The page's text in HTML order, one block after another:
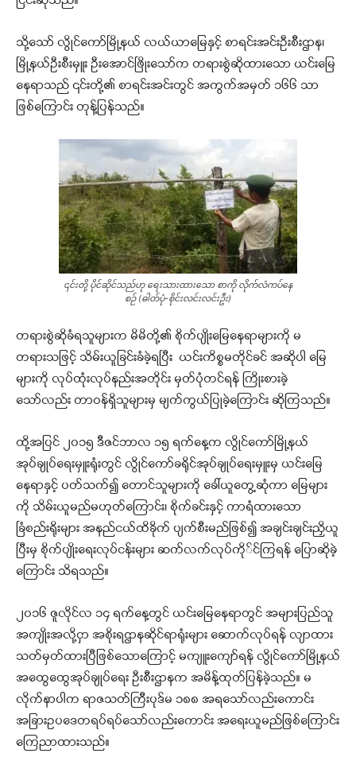
သို့သော် လွိုင်ကော်မြို့နယ် လယ်ယာမြေနှင့် စာရင်းအင်းဦးစီးဌာန၊
မြို့နယ်ဦးစီးမှူး ဦးအောင်ဖြိုးသော်က တရားစွဲဆိုထားသော ယင်းမြေ
နေရာသည် ၎င်းတို့၏ စာရင်းအင်းတွင် အကွက်အမှတ် ၁၆၆ သာ
ဖြစ်ကြောင်း တုန့်ပြန်သည်။
၎င်းတို့ ပိုင်ဆိုင်သည်ဟု ရေးသားထားသော စာကို လိုက်လံကပ်နေ
စဉ် (ဓါတ်ပုံ-စိုင်းလင်းလင်းဦး)
တရားစွဲဆိုခံရသူများက မိမိတို့၏ စိုက်ပျိုးမြေနေရာများကို မ
တရားသဖြင့် သိမ်းယူခြင်းခံခဲ့ရပြီး ယင်းကိစ္စမတိုင်ခင် အဆိုပါ မြေ
များကို လုပ်ထုံးလုပ်နည်းအတိုင်း မှတ်ပုံတင်ရန် ကြိုးစားခဲ့
သော်လည်း တာဝန်ရှိသူများမှ မျက်ကွယ်ပြုခဲ့ကြောင်း ဆိုကြသည်။
ထို့အပြင် ၂၀၁၅ ဒီဇင်ဘာလ ၁၅ ရက်နေ့က လွိုင်ကော်မြို့နယ်
အုပ်ချုပ်ရေးမှူးရုံးတွင် လွိုင်ကော်ခရိုင်အုပ်ချုပ်ရေးမှူးမှ ယင်းမြေ
နေရာနှင့် ပတ်သက်၍ တောင်သူများကို ခေါ်ယူတွေ့ဆုံကာ မြေများ
ကို သိမ်းယူမည်မဟုတ်ကြောင်း၊ စိုက်ခင်းနှင့် ကာရံထားသော
ခြံစည်းရိုးများ အနည်ငယ်ထိခိုက် ပျက်စီးမည်ဖြစ်၍ အချင်းချင်းညှိယူ
ပြီးမှ စိုက်ပျိုးရေးလုပ်ငန်းများ ဆက်လက်လုပ်ကို်င်ကြရန် ပြောဆိုခဲ့
ကြောင်း သိရသည်။
၂၀၁၆ ဇူလိုင်လ ၁၄ ရက်နေ့တွင် ယင်းမြေနေရာတွင် အများပြည်သူ
အကျိုးအလို့ငှာ အစိုးရဌာနဆိုင်ရာရုံးများ ဆောက်လုပ်ရန် လျာထား
သတ်မှတ်ထားပြီဖြစ်သောကြောင့် မကျူးကျော်ရန် လွိုင်ကော်မြို့နယ်
အထွေထွေအုပ်ချုပ်ရေး ဦးစီးဌာနက အမိန့်ထုတ်ပြန်ခဲ့သည်။ မ
လိုက်နာပါက ရာဇသတ်ကြီးပုဒ်မ ၁၈၈ အရသော်လည်းကောင်း
အခြားဥပဒေတရပ်ရပ်သော်လည်းကောင်း အရေးယူမည်ဖြစ်ကြောင်း
ကြေညာထားသည်။